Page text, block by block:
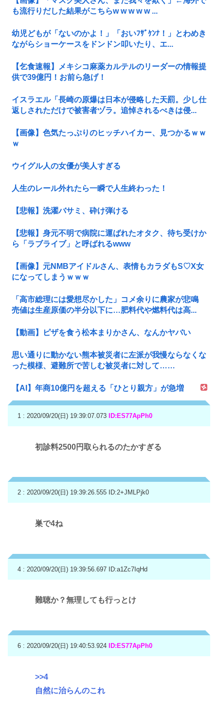
も流行りだした結果がこちらw w w w w ...
幼児どもが「ないのかよ！」「おいﾌｻﾞｹﾝﾅ！」とわめき
ながらショーケースをドンドン叩いたり、エ...
【乞食速報】メキシコ麻薬カルテルのリーダーの情報提
供で39億円！お前ら急げ！
イスラエル「長崎の原爆は日本が侵略した天罰。少し仕
返しされただけで被害者ヅラ。追悼されるべきは侵...
【画像】色気たっぷりのヒッチハイカー、見つかるｗｗ
ｗ
ウイグル人の女優が美人すぎる
人生のレール外れたら一瞬で人生終わった！
【悲報】洗濯バサミ、砕け弾ける
【悲報】身元不明で病院に運ばれたオタク、待ち受けか
ら「ラブライブ」と呼ばれるwww
【画像】元NMBアイドルさん、表情もカラダもS♡X女
になってしまうｗｗｗ
「高市総理には愛想尽かした」コメ余りに農家が悲鳴
売値は生産原価の半分以下に…肥料代や燃料代は高...
【動画】ピザを食う松本まりかさん、なんかヤバい
思い通りに動かない熊本被災者に左派が我慢ならなくな
った模様、避難所で苦しむ被災者に対して……
【AI】年商10億円を超える「ひとり親方」が急増
1 : 2020/09/20(日) 19:39:07.073 ID:ES77ApPh0
初診料2500円取られるのたかすぎる
2 : 2020/09/20(日) 19:39:26.555 ID:2+JMLPjk0
巣で4ね
4 : 2020/09/20(日) 19:39:56.697 ID:a1Zc7IqHd
難聴か？無理しても行っとけ
6 : 2020/09/20(日) 19:40:53.924 ID:ES77ApPh0
>>4
自然に治らんのこれ